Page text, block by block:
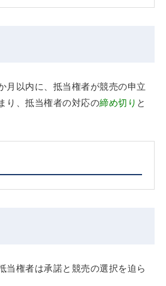
月以内に、抵当権者が競売の申立
り、抵当権者の対応の締め切り と
当権者は承諾と競売の選択を迫ら